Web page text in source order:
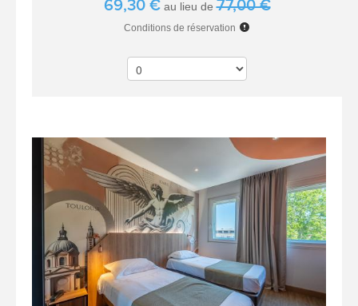
69,30 €au lieu de77,00 €
Conditions de réservation